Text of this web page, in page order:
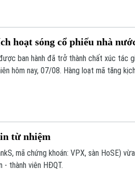
hoạt sóng cổ phiếu nhà
ban hành đã trở thành chất xúc tác
hôm nay, 07/08. Hàng loạt mã tăng
từ nhiệm
mã chứng khoán: VPX, sàn HoSE)
- thành viên HĐQT.